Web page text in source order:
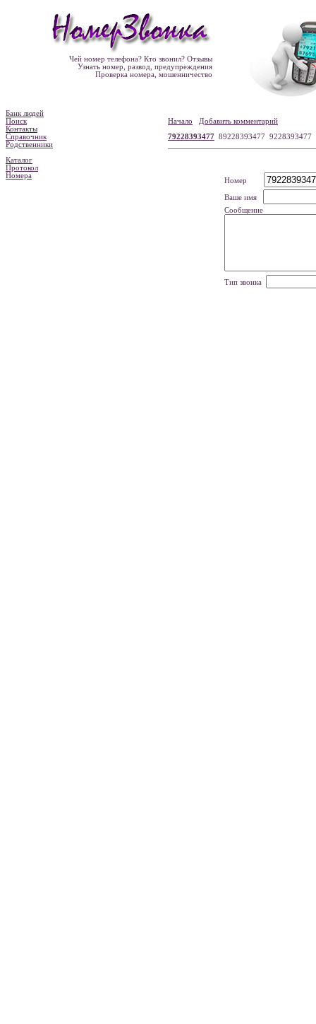
Чей номер телефона? Кто звонил? Отзывы
Узнать номер, развод, предупреждения
Проверка номера, мошенничество
Банк людей
Поиск
Контакты
Справочник
Родственники
Каталог
Протокол
Номера
Начало
Добавить комментарий
79228393477 89228393477 9228393477
Номер
Ваше имя
Сообщение
Тип звонка